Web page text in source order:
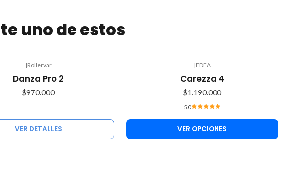
uno de estos
|Rollervar
Danza Pro 2
$970.000
VER DETALLES
|EDEA
Carezza 4
$1.190.000
5.0
VER OPCIONES